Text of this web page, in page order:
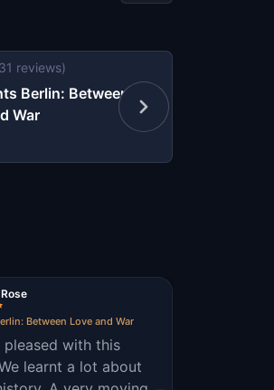
reviews)
Berlin: Between
War
Between Love and War
pleased with this
learnt a lot about